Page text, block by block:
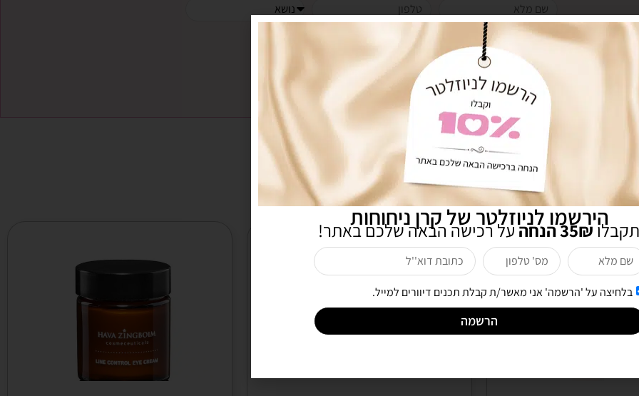
אני מעוניינת לקבל חדשות ומבצעים לדואר אלקטרוני
שליחה
לקוחות שרכשו מוצר זה רכשו גם
הירשמו לניוזלטר של קרן ניחוחות
על רכישה הבאה שלכם באתר!
בלחיצה על 'הרשמה' אני מאשר/ת קבלת תכנים דיוורים למייל.
הרשמה